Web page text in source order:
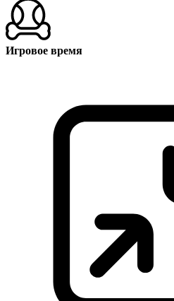
Игровое время